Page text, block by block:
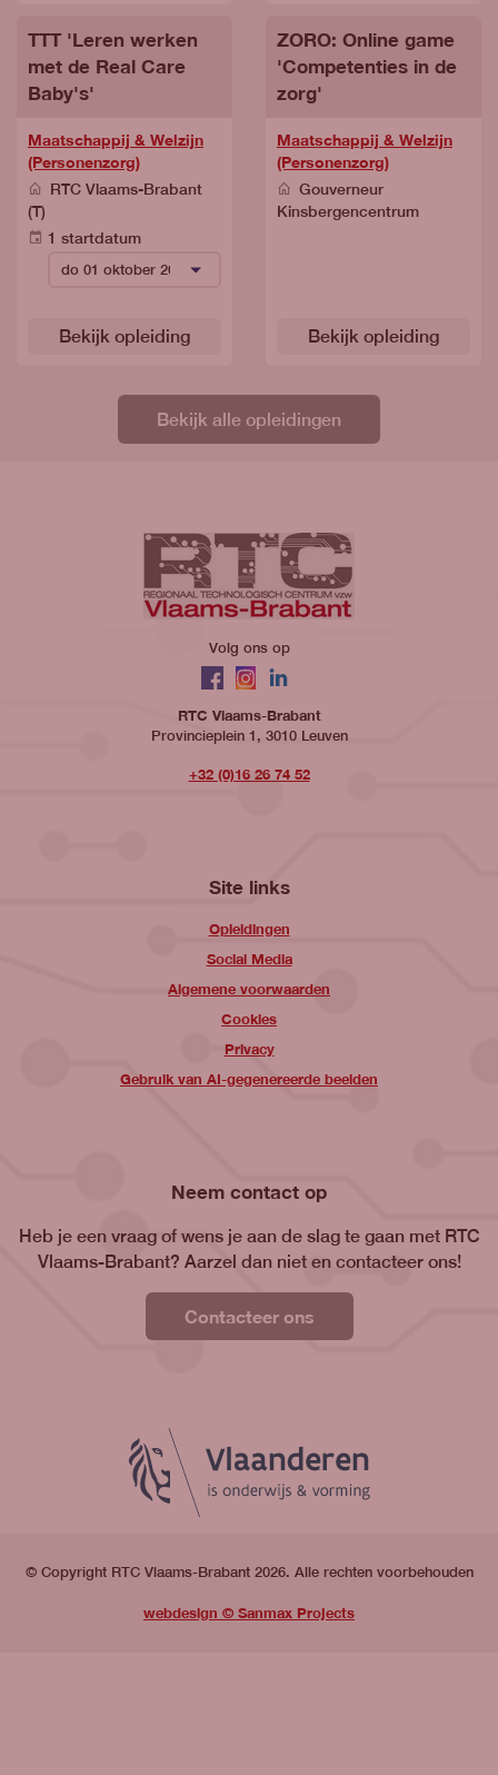
TTT 'Leren werken
met de Real Care
Baby's'
Maatschappij & Welzijn
(Personenzorg)
RTC Vlaams-Brabant
(T)
1 startdatum
Bekijk opleiding
ZORO: Online game
'Competenties in de
zorg'
Maatschappij & Welzijn
(Personenzorg)
Gouverneur
Kinsbergencentrum
Bekijk opleiding
Bekijk alle opleidingen
Volg ons op
Facebook
Instagram
LinkedIn
RTC Vlaams-Brabant
Provincieplein 1, 3010 Leuven
+32 (0)16 26 74 52
Site links
Opleidingen
Social Media
Algemene voorwaarden
Cookies
Privacy
Gebruik van AI-gegenereerde beelden
Neem contact op
Heb je een vraag of wens je aan de slag te gaan met RTC
Vlaams-Brabant? Aarzel dan niet en contacteer ons!
Contacteer ons
© Copyright RTC Vlaams-Brabant 2026. Alle rechten voorbehouden
webdesign © Sanmax Projects